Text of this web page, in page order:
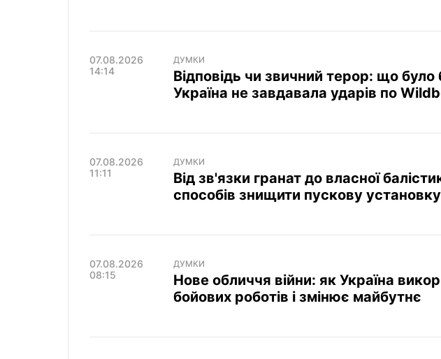
07.08.2026
14:14
ДУМКИ
Відповідь чи звичний терор: що було
Україна не завдавала ударів по
07.08.2026
11:11
ДУМКИ
Від зв'язки гранат до власної
способів знищити пускову
07.08.2026
08:15
ДУМКИ
Нове обличчя війни: як Україна
бойових роботів і змінює майбутнє